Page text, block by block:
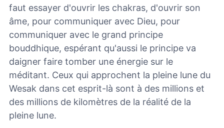
faut essayer d'ouvrir les chakras, d'ouvrir son
âme, pour communiquer avec Dieu, pour
communiquer avec le grand principe
bouddhique, espérant qu'aussi le principe va
daigner faire tomber une énergie sur le
méditant. Ceux qui approchent la pleine lune du
Wesak dans cet esprit-là sont à des millions et
des millions de kilomètres de la réalité de la
pleine lune.